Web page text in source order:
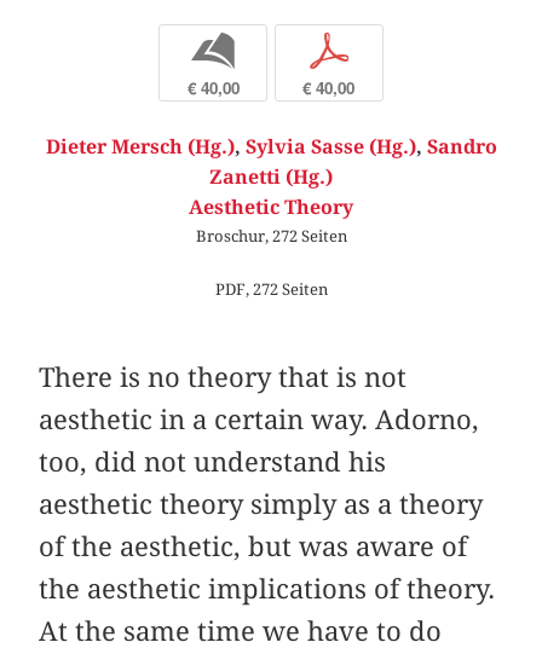
b
€ 40,00
p
€ 40,00
Dieter Mersch (Hg.), Sylvia Sasse (Hg.), Sandro
Zanetti (Hg.)
Aesthetic Theory
Broschur, 272 Seiten
PDF, 272 Seiten
There is no theory that is not
aesthetic in a certain way. Adorno,
too, did not understand his
aesthetic theory simply as a theory
of the aesthetic, but was aware of
the aesthetic implications of theory.
At the same time we have to do